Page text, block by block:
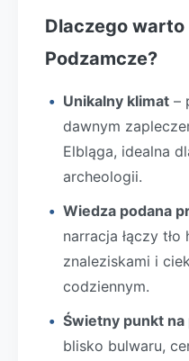
Dlaczego
Podzamcze?
Unikalny klimat –
dawnym
Elbląga, idealna
archeologii.
Wiedza podana
narracja łączy
znaleziskami i
codziennym.
Świetny punkt
blisko bulwaru,